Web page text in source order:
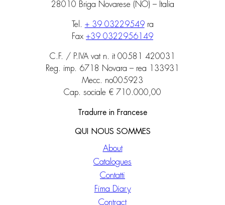
28010 Briga Novarese (NO) – Italia
Tel. + 39 03229549ra
Fax +39 0322956149
C.F. / P.IVA vat n. it 00581 420031
Reg. imp. 6718 Novara – rea 133931
Mecc. no005923
Cap. sociale € 710.000,00
Tradurre in Francese
QUI NOUS SOMMES
About
Catalogues
Contatti
Fima Diary
Contract